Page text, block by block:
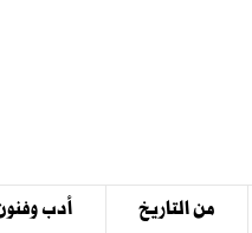
من التاريخ أدب